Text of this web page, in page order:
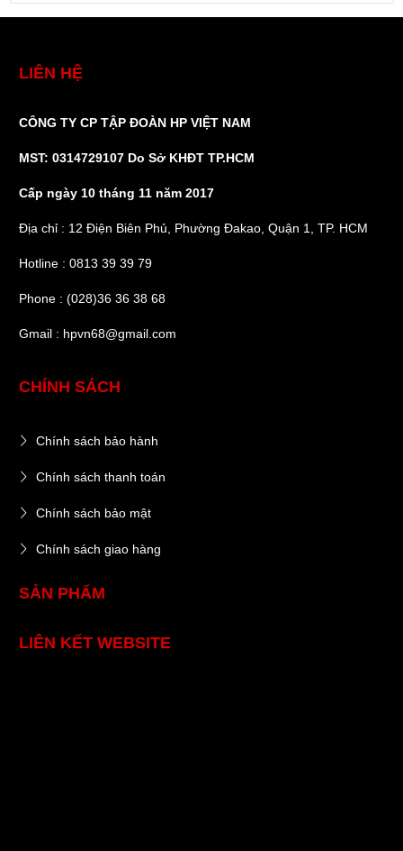
LIÊN HỆ
CÔNG TY CP TẬP ĐOÀN HP VIỆT NAM
MST: 0314729107 Do Sở KHĐT TP.HCM
Cấp ngày 10 tháng 11 năm 2017
Địa chỉ : 12 Điện Biên Phủ, Phường Đakao, Quận 1, TP. HCM
Hotline : 0813 39 39 79
Phone : (028)36 36 38 68
Gmail : hpvn68@gmail.com
CHÍNH SÁCH
Chính sách bảo hành
Chính sách thanh toán
Chính sách bảo mật
Chính sách giao hàng
SẢN PHẨM
LIÊN KẾT WEBSITE